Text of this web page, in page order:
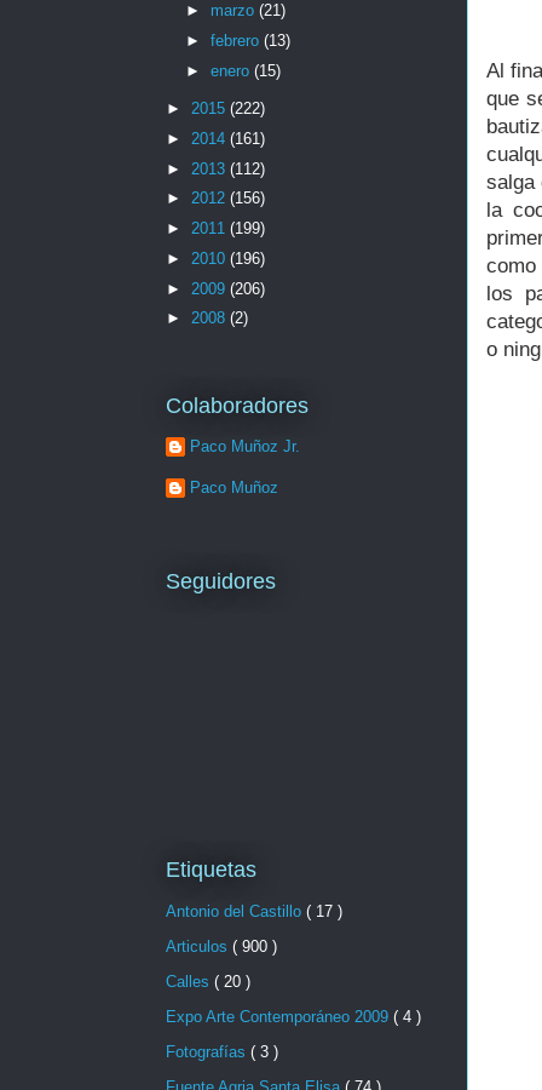
Al
que
salga
la
los
o
► marzo (21)
► febrero (13)
► enero (15)
► 2015 (222)
► 2014 (161)
► 2013 (112)
► 2012 (156)
► 2011 (199)
► 2010 (196)
► 2009 (206)
► 2008 (2)
Colaboradores
Paco Muñoz Jr.
Paco Muñoz
Seguidores
Etiquetas
Antonio del Castillo ( 17 )
Articulos ( 900 )
Calles ( 20 )
Expo Arte Contemporáneo 2009 ( 4 )
Fotografías ( 3 )